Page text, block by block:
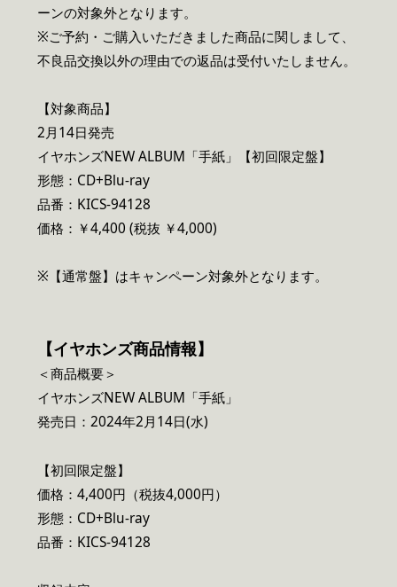
ーンの対象外となります。
※ご予約・ご購入いただきました商品に関しまして、
不良品交換以外の理由での返品は受付いたしません。
【対象商品】
2月14日発売
イヤホンズNEW ALBUM「手紙」【初回限定盤】
形態：CD+Blu-ray
品番：KICS-94128
価格：￥4,400 (税抜 ￥4,000)
※【通常盤】はキャンペーン対象外となります。
【イヤホンズ商品情報】
＜商品概要＞
イヤホンズNEW ALBUM「手紙」
発売日：2024年2月14日(水)
【初回限定盤】
価格：4,400円（税抜4,000円）
形態：CD+Blu-ray
品番：KICS-94128